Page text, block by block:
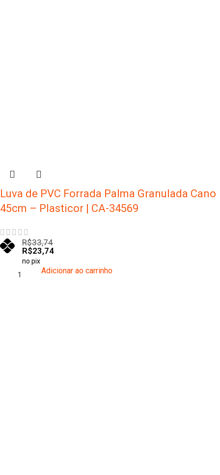
Luva de PVC Forrada Palma Granulada Cano
45cm – Plasticor | CA-34569
R$33,74
R$23,74
no pix
Adicionar ao carrinho